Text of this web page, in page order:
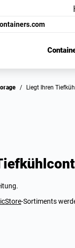
/ Liegt Ihren
-Sortiments